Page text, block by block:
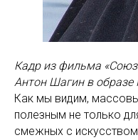
Кадр из фильма
Антон Шагин в образе
Как мы видим,
полезным не только
смежных с искусством